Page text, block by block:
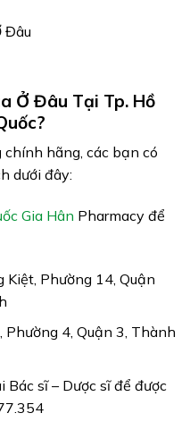
Ở Đâu Tại Tp. Hồ
chính hãng, các bạn có
dưới đây:
Gia Hân Pharmacy để
Phường 14, Quận
Phường 4, Quận 3, Thành
sĩ – Dược sĩ để được